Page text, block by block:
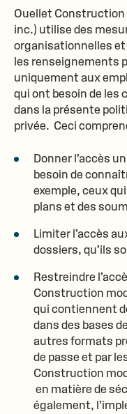
Ouellet Construction
inc.) utilise des
organisationnelles
les renseignements
uniquement aux
qui ont besoin de les
dans la présente
privée. Ceci
Donner l’accès
besoin de
exemple, ceux
plans et des
Limiter l’accès
dossiers, qu’ils
Restreindre
Construction
qui contiennent
dans des bases
autres formats
de passe et par
Construction
en matière de
également,